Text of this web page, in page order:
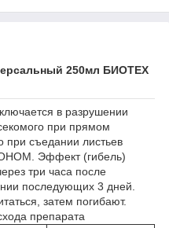
250мл БИОТЕХ
в разрушении
при прямом
при съедании листьев
Эффект (гибель)
три часа после
последующих 3 дней.
затем погибают.
препарата